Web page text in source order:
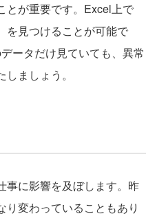
とが重要です。Excel上で
を見つけることが可能で
ータだけ見ていても、異常
ましょう。
事に影響を及ぼします。昨
変わっていることもあり